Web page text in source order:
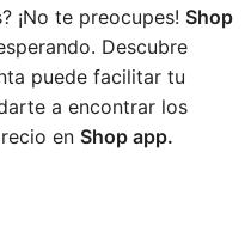
¡No te preocupes! Shop
Descubre
puede facilitar tu
a encontrar los
en Shop app.